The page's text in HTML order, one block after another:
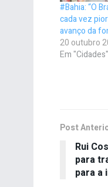
#Bahia: “O
cada vez
avanço da
20 outubro
Em "Cidades"
Post
Rui
para
para a